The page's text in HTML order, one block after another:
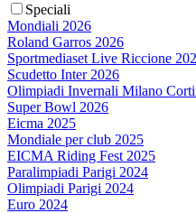
Speciali
Mondiali 2026
Roland Garros 2026
Sportmediaset Live Riccione
Scudetto Inter 2026
Olimpiadi Invernali Milano
Super Bowl 2026
Eicma 2025
Mondiale per club 2025
EICMA Riding Fest 2025
Paralimpiadi Parigi 2024
Olimpiadi Parigi 2024
Euro 2024